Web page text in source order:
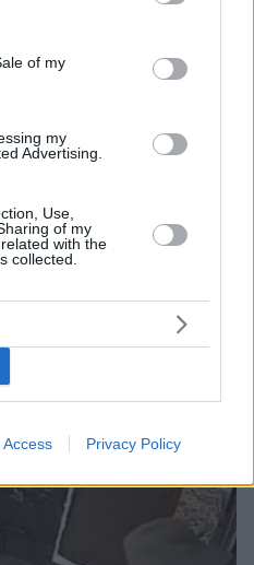
and its third-party tags to
purposes in below Google
of my
my
Advertising.
Use,
of my
with the
collected.
Access Privacy Policy
Ελίζαμπεθ Χάρλεϊ με
με προβλήματα
η αστυνομία τον
ελεύθερο
Νάξου